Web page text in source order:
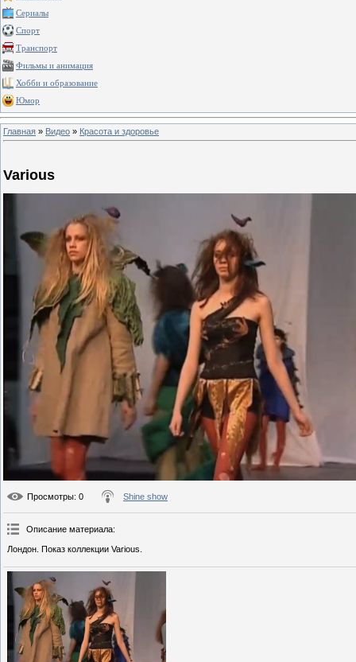
Сериалы
Спорт
Транспорт
Фильмы и анимация
Хобби и образование
Юмор
Главная » Видео » Красота и здоровье
Various
Просмотры: 0 Shine show
Описание материала:
Лондон. Показ коллекции Various.